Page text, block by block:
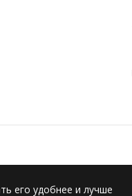
его удобнее и лучше